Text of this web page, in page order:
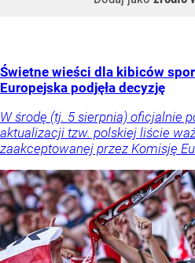
Świetne wieści dla kibiców
Europejska podjęła decyzję
W środę (tj. 5 sierpnia) oficjalnie
aktualizacji tzw. polskiej liście
zaakceptowanej przez Komisję